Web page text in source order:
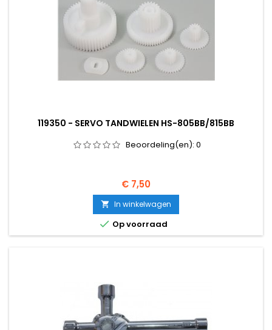
119350 - SERVO TANDWIELEN HS-805BB/815BB
Beoordeling(en): 0
Prijs
€ 7,50
 In winkelwagen
 Op voorraad